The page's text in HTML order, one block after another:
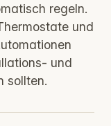
regeln.
und
und
sollten.